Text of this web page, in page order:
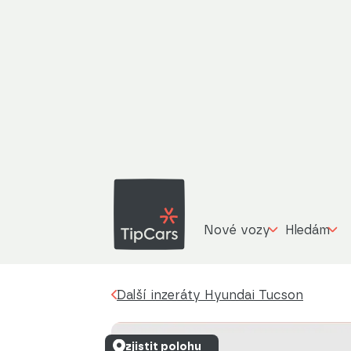
Nové vozy Hledám
Další inzeráty Hyundai Tucson
zjistit polohu